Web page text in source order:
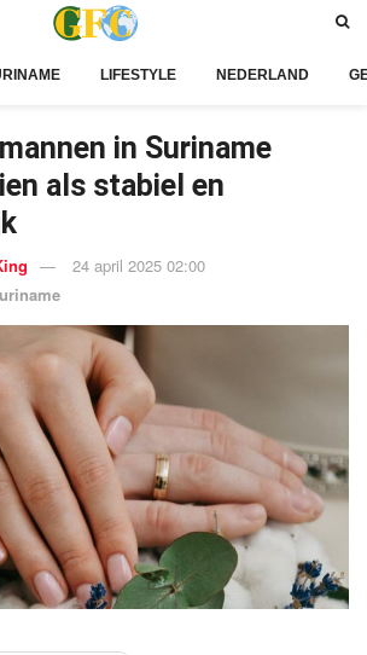
LIFESTYLE NEDERLAND
in Suriname
als stabiel en
24 april 2025 02:00